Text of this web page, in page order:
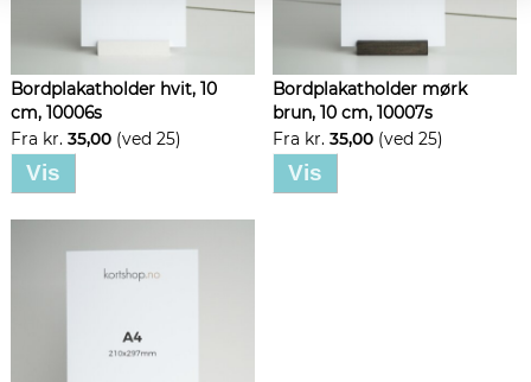
Bordplakatholder hvit, 10
cm, 10006s
Fra kr. 35,00 (ved 25)
Vis
Bordplakatholder mørk
brun, 10 cm, 10007s
Fra kr. 35,00 (ved 25)
Vis